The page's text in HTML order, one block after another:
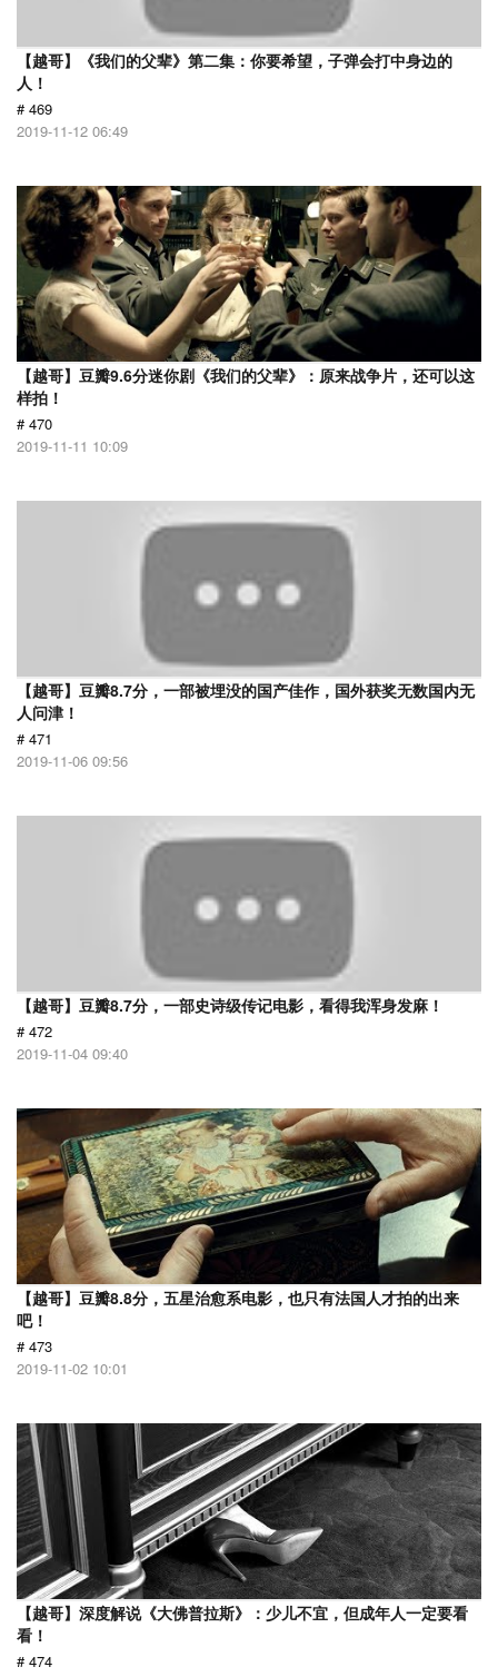
【越哥】《我们的父辈》第二集：你要希望，子弹会打中身边的
人！
# 469
2019-11-12 06:49
【越哥】豆瓣9.6分迷你剧《我们的父辈》：原来战争片，还可以这
样拍！
# 470
2019-11-11 10:09
【越哥】豆瓣8.7分，一部被埋没的国产佳作，国外获奖无数国内无
人问津！
# 471
2019-11-06 09:56
【越哥】豆瓣8.7分，一部史诗级传记电影，看得我浑身发麻！
# 472
2019-11-04 09:40
【越哥】豆瓣8.8分，五星治愈系电影，也只有法国人才拍的出来
吧！
# 473
2019-11-02 10:01
【越哥】深度解说《大佛普拉斯》：少儿不宜，但成年人一定要看
看！
# 474